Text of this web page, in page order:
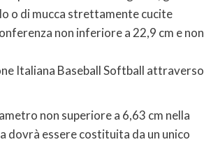
o di mucca strettamente cucite
non inferiore a 22,9 cm e non
Italiana Baseball Softball attraverso
non superiore a 6,63 cm nella
dovrà essere costituita da un unico